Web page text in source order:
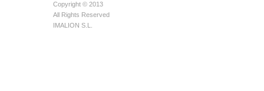
Copyright © 2013
All Rights Reserved
IMALION S.L.